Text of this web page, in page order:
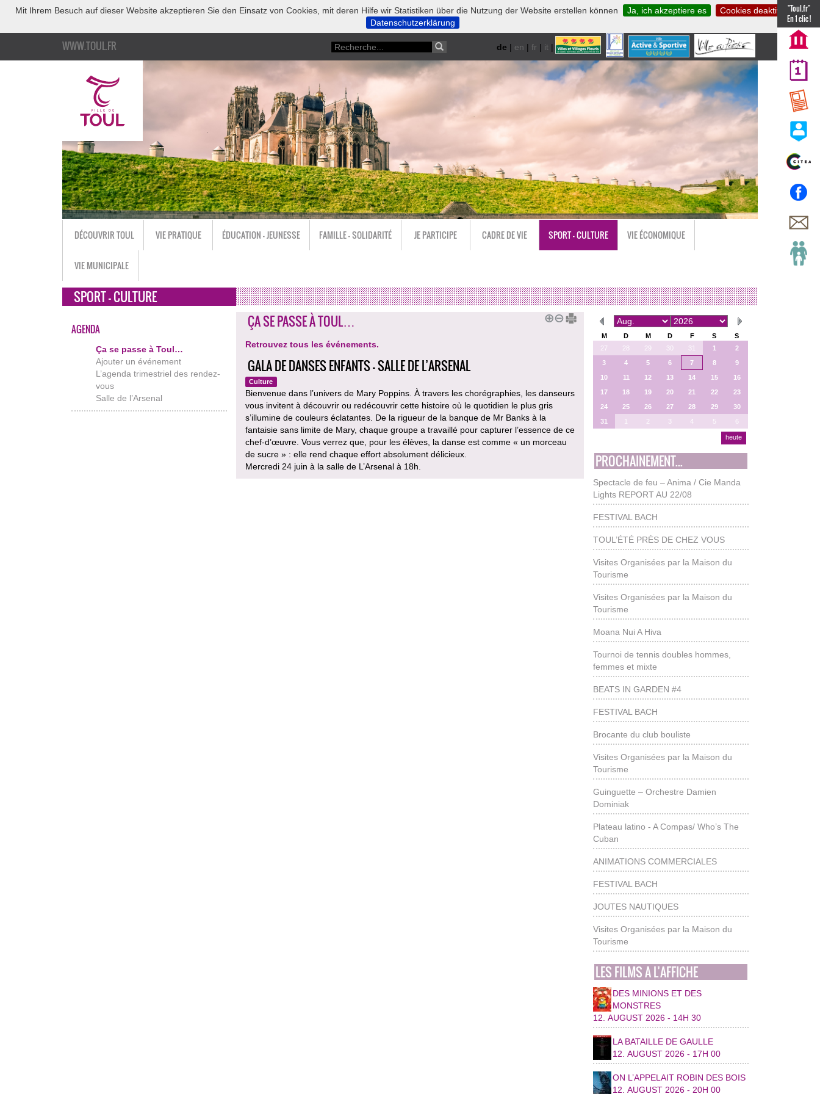
Mit Ihrem Besuch auf dieser Website akzeptieren Sie den Einsatz von Cookies, mit deren Hilfe wir Statistiken über die Nutzung der Website erstellen können Ja, ich akzeptiere es
Cookies deaktivieren
Datenschutzerklärung
WWW.TOUL.FR de | en | fr | it |nl
"Toul.fr"
En 1 clic !
DÉCOUVRIR TOUL VIE PRATIQUE ÉDUCATION - JEUNESSE FAMILLE - SOLIDARITÉ JE PARTICIPE CADRE DE VIE SPORT - CULTURE VIE ÉCONOMIQUE
VIE MUNICIPALE
SPORT - CULTURE
AGENDA
Ça se passe à Toul…
Ajouter un événement
L’agenda trimestriel des rendez-
vous
Salle de l’Arsenal
ÇA SE PASSE À TOUL…
Retrouvez tous les événements.
GALA DE DANSES ENFANTS - SALLE DE L’ARSENAL
Culture
Bienvenue dans l’univers de Mary Poppins. À travers les chorégraphies, les danseurs
vous invitent à découvrir ou redécouvrir cette histoire où le quotidien le plus gris
s’illumine de couleurs éclatantes. De la rigueur de la banque de Mr Banks à la
fantaisie sans limite de Mary, chaque groupe a travaillé pour capturer l’essence de ce
chef-d’œuvre. Vous verrez que, pour les élèves, la danse est comme « un morceau
de sucre » : elle rend chaque effort absolument délicieux.
Mercredi 24 juin à la salle de L’Arsenal à 18h.
M D M D F S
S
27
28 29 30 31 1
2
3
4 5 6 7 8
9
10
11 12 13 14 15
16
17
18 19 20 21 22
23
24
25 26 27 28 29
30
31
1 2 3 4 5 6
heute
PROCHAINEMENT...
Spectacle de feu – Anima / Cie Manda
Lights REPORT AU 22/08
FESTIVAL BACH
TOUL’ÉTÉ PRÈS DE CHEZ VOUS
Visites Organisées par la Maison du
Tourisme
Visites Organisées par la Maison du
Tourisme
Moana Nui A Hiva
Tournoi de tennis doubles hommes,
femmes et mixte
BEATS IN GARDEN #4
FESTIVAL BACH
Brocante du club bouliste
Visites Organisées par la Maison du
Tourisme
Guinguette – Orchestre Damien
Dominiak
Plateau latino - A Compas/ Who’s The
Cuban
ANIMATIONS COMMERCIALES
FESTIVAL BACH
JOUTES NAUTIQUES
Visites Organisées par la Maison du
Tourisme
LES FILMS A L’AFFICHE
DES MINIONS ET DES
MONSTRES
12. AUGUST 2026 - 14H 30
LA BATAILLE DE GAULLE
12. AUGUST 2026 - 17H 00
ON L’APPELAIT ROBIN DES BOIS
12. AUGUST 2026 - 20H 00